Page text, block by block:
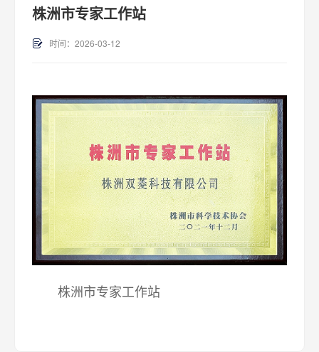
株洲市专家工作站
时间：2026-03-12
株洲市专家工作站